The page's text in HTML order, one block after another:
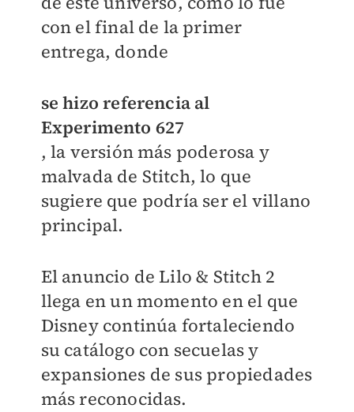
con el final de la primer
entrega, donde
se hizo referencia al
Experimento 627
, la versión más poderosa y
malvada de Stitch, lo que
sugiere que podría ser el villano
principal.
El anuncio de Lilo & Stitch 2
llega en un momento en el que
Disney continúa fortaleciendo
su catálogo con secuelas y
expansiones de sus propiedades
más reconocidas.